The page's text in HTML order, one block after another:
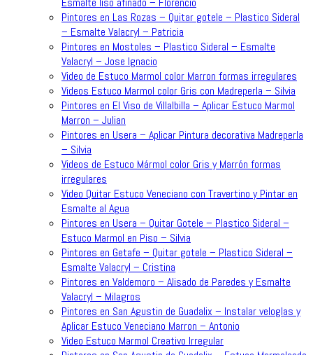
Pintores en Las Rozas – Quitar gotele – Plastico Sideral
– Esmalte Valacryl – Patricia
Pintores en Mostoles – Plastico Sideral – Esmalte
Valacryl – Jose Ignacio
Video de Estuco Marmol color Marron formas irregulares
Videos Estuco Marmol color Gris con Madreperla – Silvia
Pintores en El Viso de Villalbilla – Aplicar Estuco Marmol
Marron – Julian
Pintores en Usera – Aplicar Pintura decorativa Madreperla
– Silvia
Videos de Estuco Mármol color Gris y Marrón formas
irregulares
Video Quitar Estuco Veneciano con Travertino y Pintar en
Esmalte al Agua
Pintores en Usera – Quitar Gotele – Plastico Sideral –
Estuco Marmol en Piso – Silvia
Pintores en Getafe – Quitar gotele – Plastico Sideral –
Esmalte Valacryl – Cristina
Pintores en Valdemoro – Alisado de Paredes y Esmalte
Valacryl – Milagros
Pintores en San Agustin de Guadalix – Instalar veloglas y
Aplicar Estuco Veneciano Marron – Antonio
Video Estuco Marmol Creativo Irregular